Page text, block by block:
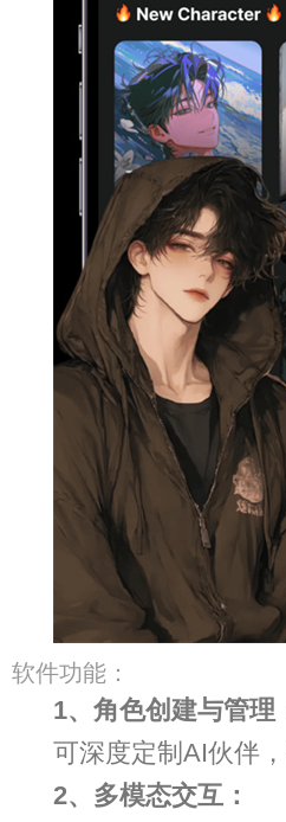
软件功能：
1、角色创建与管理
可深度定制AI伙伴
2、多模态交互：